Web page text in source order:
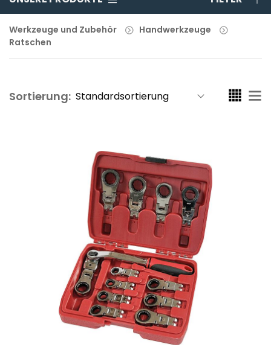
Werkzeuge und Zubehör
Handwerkzeuge
Ratschen
Sortierung: